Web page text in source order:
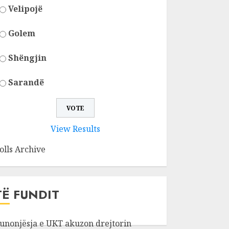
Velipojë
Golem
Shëngjin
Sarandë
View Results
Archive
FUNDIT
e UKT akuzon drejtorin